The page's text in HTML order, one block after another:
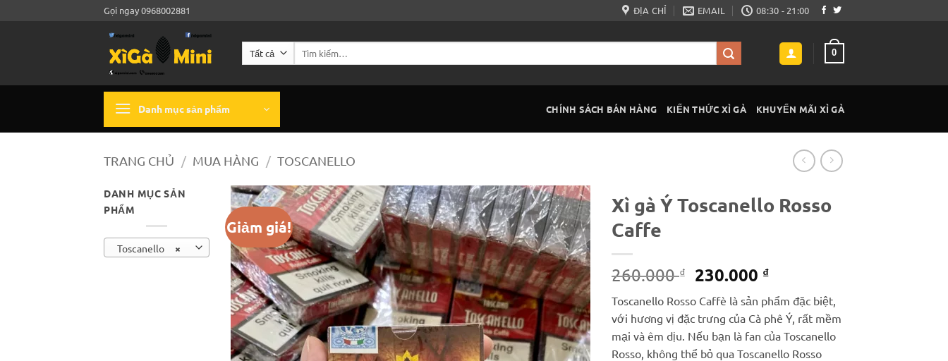
Gọi ngay 0968002881 ĐỊA CHỈ EMAIL 08:30 - 21:00
kiếm:
0
Danh mục sản phẩm CHÍNH SÁCH BÁN HÀNG KIẾN THỨC XÌ GÀ KHUYẾN MÃI XÌ GÀ
TRANG CHỦ / MUA HÀNG / TOSCANELLO
DANH MỤC SẢN
PHẨM
×
Toscanello
Giảm giá!
Xì gà Ý Toscanello Rosso
Caffe
260.000₫ Giá
là:
260.000 ₫.
230.000 ₫Giá
hiện
tại
là:
230.000 ₫.
Toscanello Rosso Caffè là sản phẩm đặc biệt,
với hương vị đặc trưng của Cà phê Ý, rất mềm
mại và êm dịu. Nếu bạn là fan của Toscanello
Rosso, không thể bỏ qua Toscanello Rosso